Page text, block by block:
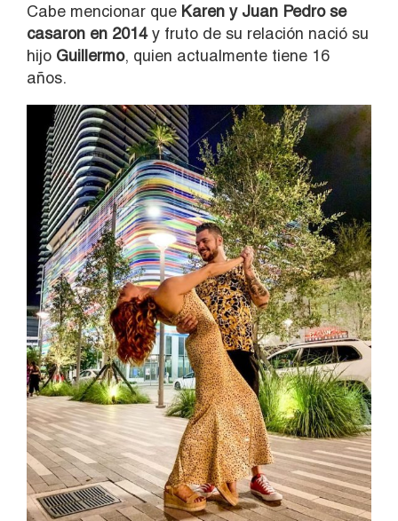
Cabe mencionar que Karen y Juan Pedro se
casaron en 2014y fruto de su relación nació su
hijo Guillermo, quien actualmente tiene 16
años.